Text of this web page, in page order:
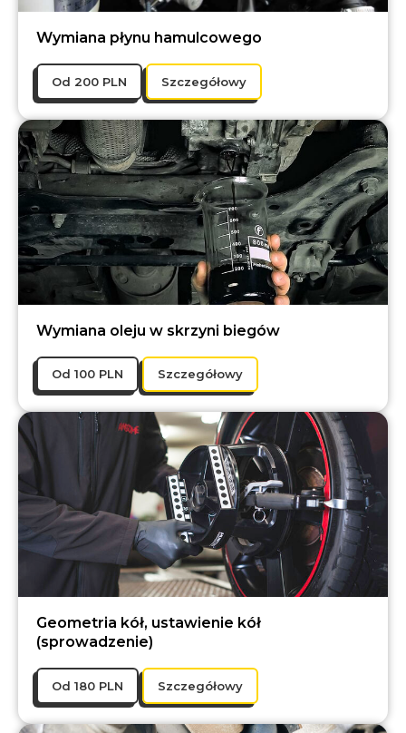
Wymiana płynu hamulcowego
Оd 200 PLN Szczegółowy
Wymiana oleju w skrzyni biegów
Оd 100 PLN Szczegółowy
Geometria kół, ustawienie kół
(sprowadzenie)
Оd 180 PLN Szczegółowy